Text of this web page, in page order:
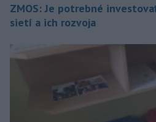
ZMOS: Je potrebné
sietí a ich rozvoja